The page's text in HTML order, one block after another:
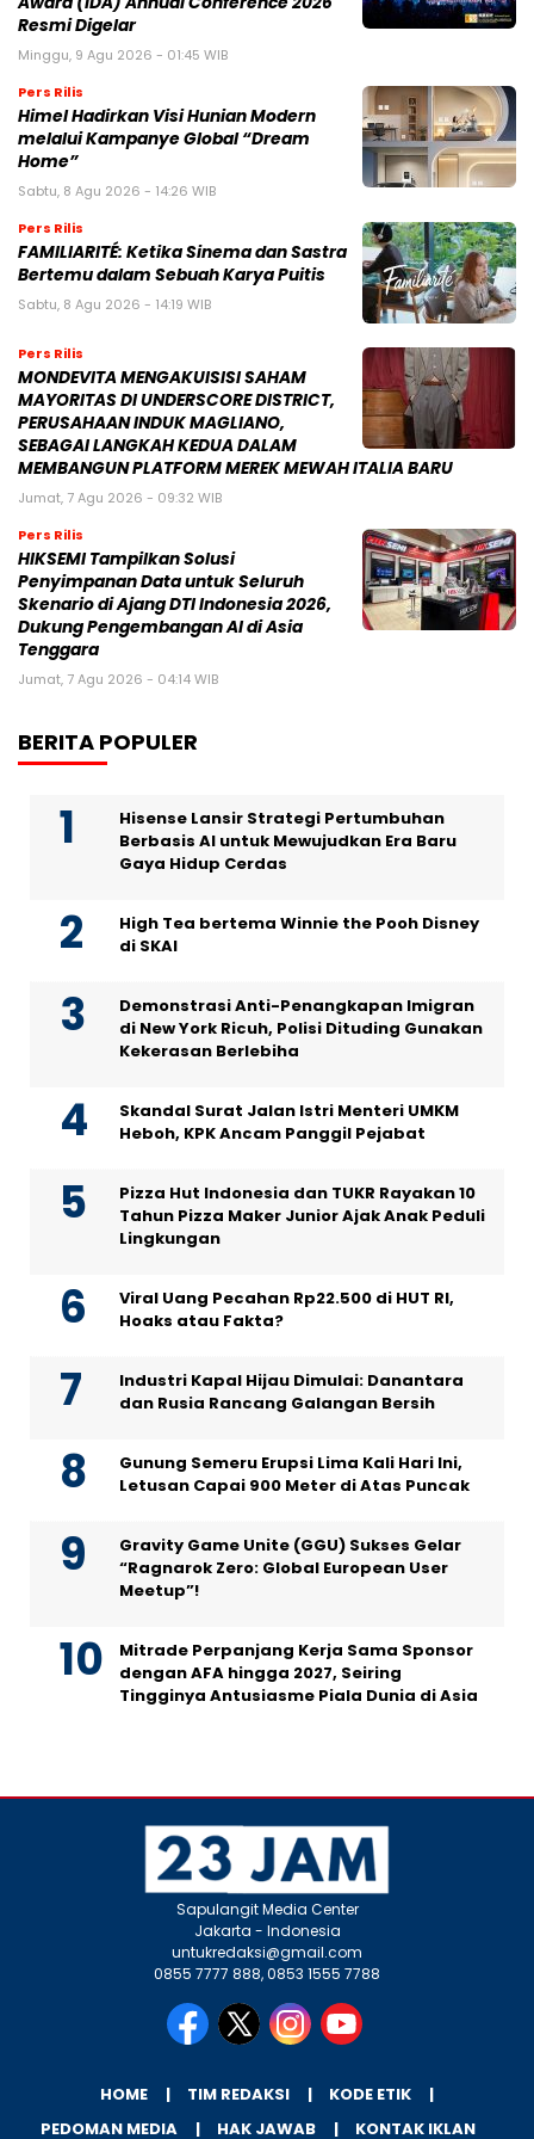
Resmi Digelar
Minggu, 9 Agu 2026 - 01:45 WIB
Pers Rilis
Himel Hadirkan Visi Hunian Modern
melalui Kampanye Global “Dream
Home”
Sabtu, 8 Agu 2026 - 14:26 WIB
Pers Rilis
FAMILIARITÉ: Ketika Sinema dan Sastra
Bertemu dalam Sebuah Karya Puitis
Sabtu, 8 Agu 2026 - 14:19 WIB
Pers Rilis
MONDEVITA MENGAKUISISI SAHAM
MAYORITAS DI UNDERSCORE DISTRICT,
PERUSAHAAN INDUK MAGLIANO,
SEBAGAI LANGKAH KEDUA DALAM
MEMBANGUN PLATFORM MEREK MEWAH ITALIA BARU
Jumat, 7 Agu 2026 - 09:32 WIB
Pers Rilis
HIKSEMI Tampilkan Solusi
Penyimpanan Data untuk Seluruh
Skenario di Ajang DTI Indonesia 2026,
Dukung Pengembangan AI di Asia
Tenggara
Jumat, 7 Agu 2026 - 04:14 WIB
BERITA POPULER
Hisense Lansir Strategi Pertumbuhan
Berbasis AI untuk Mewujudkan Era Baru
Gaya Hidup Cerdas
High Tea bertema Winnie the Pooh Disney
di SKAI
Demonstrasi Anti-Penangkapan Imigran
di New York Ricuh, Polisi Dituding Gunakan
Kekerasan Berlebiha
Skandal Surat Jalan Istri Menteri UMKM
Heboh, KPK Ancam Panggil Pejabat
Pizza Hut Indonesia dan TUKR Rayakan 10
Tahun Pizza Maker Junior Ajak Anak Peduli
Lingkungan
Viral Uang Pecahan Rp22.500 di HUT RI,
Hoaks atau Fakta?
Industri Kapal Hijau Dimulai: Danantara
dan Rusia Rancang Galangan Bersih
Gunung Semeru Erupsi Lima Kali Hari Ini,
Letusan Capai 900 Meter di Atas Puncak
Gravity Game Unite (GGU) Sukses Gelar
“Ragnarok Zero: Global European User
Meetup”!
Mitrade Perpanjang Kerja Sama Sponsor
dengan AFA hingga 2027, Seiring
Tingginya Antusiasme Piala Dunia di Asia
Sapulangit Media Center
Jakarta - Indonesia
untukredaksi@gmail.com
0855 7777 888, 0853 1555 7788
HOME TIM REDAKSI
KODE ETIK
PEDOMAN MEDIA
HAK JAWAB KONTAK IKLAN